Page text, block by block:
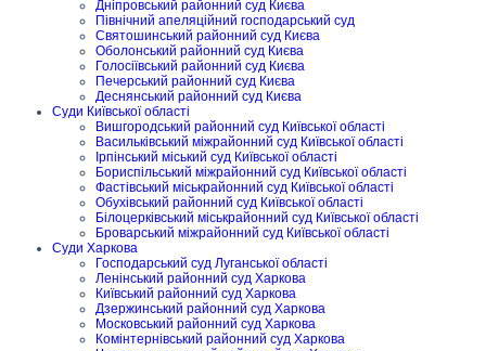
Дніпровський районний суд Києва
Північний апеляційний господарський суд
Святошинський районний суд Києва
Оболонський районний суд Києва
Голосіївський районний суд Києва
Печерський районний суд Києва
Деснянський районний суд Києва
Суди Київської області
Вишгородський районний суд Київської області
Васильківський міжрайонний суд Київської області
Ірпінський міський суд Київської області
Бориспільський міжрайонний суд Київської області
Фастівський міськрайонний суд Київської області
Обухівський районний суд Київської області
Білоцерківський міськрайонний суд Київської області
Броварський міжрайонний суд Київської області
Суди Харкова
Господарський суд Луганської області
Ленінський районний суд Харкова
Київський районний суд Харкова
Дзержинський районний суд Харкова
Московський районний суд Харкова
Комінтернівський районний суд Харкова